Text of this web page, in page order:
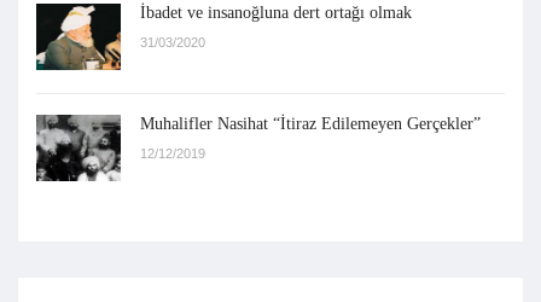
İbadet ve insanoğluna dert ortağı olmak
31/03/2020
Muhalifler Nasihat “İtiraz Edilemeyen Gerçekler”
12/12/2019